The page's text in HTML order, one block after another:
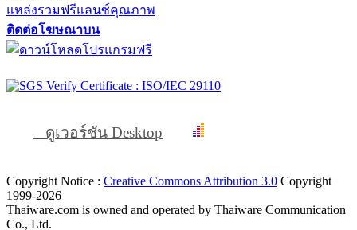
แหล่งรวมฟรีแลนซ์คุณภาพ
ติดต่อโฆษณาบน
ดูเวอร์ชัน Desktop
Copyright Notice : Creative Commons Attribution 3.0 Copyright
1999-2026
Thaiware.com is owned and operated by Thaiware Communication
Co., Ltd.